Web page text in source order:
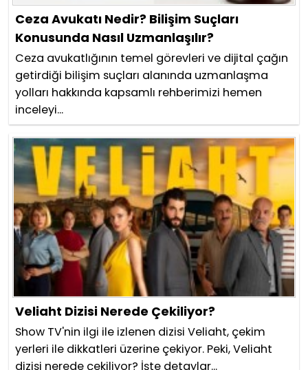
Ceza Avukatı Nedir? Bilişim Suçları
Konusunda Nasıl Uzmanlaşılır?
Ceza avukatlığının temel görevleri ve dijital çağın
getirdiği bilişim suçları alanında uzmanlaşma
yolları hakkında kapsamlı rehberimizi hemen
inceleyi...
Veliaht Dizisi Nerede Çekiliyor?
Show TV'nin ilgi ile izlenen dizisi Veliaht, çekim
yerleri ile dikkatleri üzerine çekiyor. Peki, Veliaht
dizisi nerede çekiliyor? İşte detaylar...